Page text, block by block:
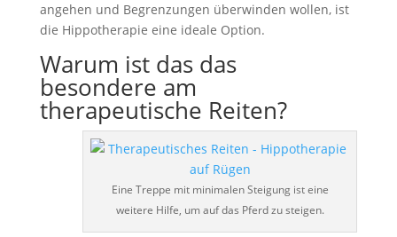
angehen und Begrenzungen überwinden wollen, ist
die Hippotherapie eine ideale Option.
Warum ist das das
besondere am
therapeutische Reiten?
Eine Treppe mit minimalen Steigung ist eine
weitere Hilfe, um auf das Pferd zu steigen.